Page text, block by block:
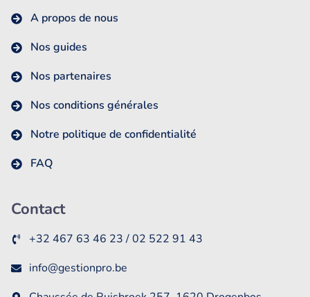
A propos de nous
Nos guides
Nos partenaires
Nos conditions générales
Notre politique de confidentialité
FAQ
Contact
+32 467 63 46 23 / 02 522 91 43
info@gestionpro.be